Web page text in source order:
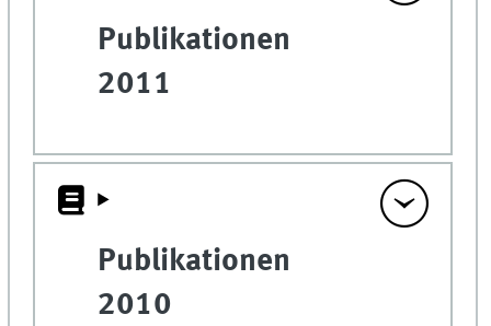
Publikationen
2011
Publikationen
2010